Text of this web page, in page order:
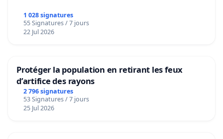
1 028 signatures
55 Signatures / 7 jours
22 Jul 2026
Protéger la population en retirant les feux
d’artifice des rayons
2 796 signatures
53 Signatures / 7 jours
25 Jul 2026